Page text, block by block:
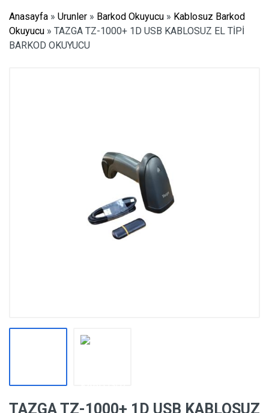
Anasayfa » Urunler » Barkod Okuyucu » Kablosuz Barkod
Okuyucu » TAZGA TZ-1000+ 1D USB KABLOSUZ EL TİPİ
BARKOD OKUYUCU
TAZGA TZ-1000+ 1D USB KABLOSUZ